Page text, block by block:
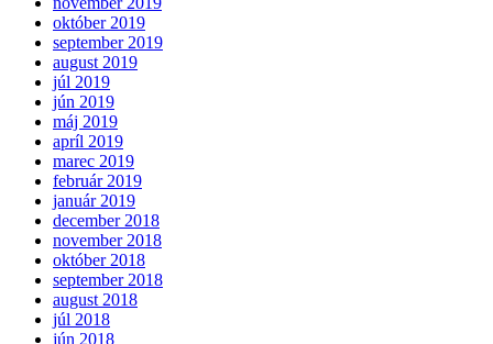
október 2019
september 2019
august 2019
júl 2019
jún 2019
máj 2019
apríl 2019
marec 2019
február 2019
január 2019
december 2018
november 2018
október 2018
september 2018
august 2018
júl 2018
jún 2018